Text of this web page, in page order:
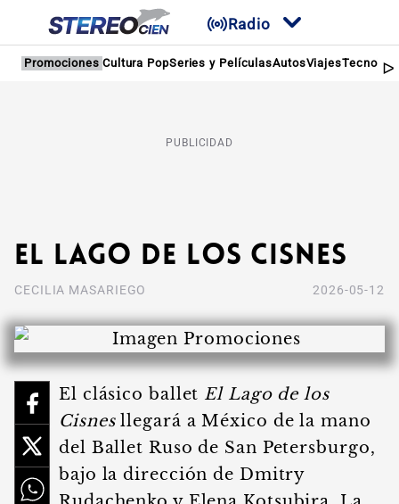
Radio
Promociones Cultura PopSeries y PelículasAutosViajes
PUBLICIDAD
El Lago de los Cisnes
CECILIA MASARIEGO 2026-05-12
El clásico ballet El Lago de los
Cisnesllegará a México de la mano
del Ballet Ruso de San Petersburgo,
bajo la dirección de Dmitry